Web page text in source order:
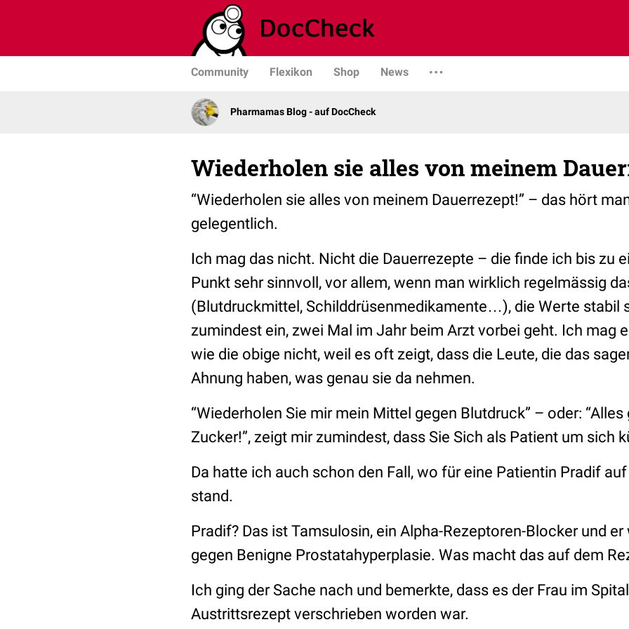
Community Flexikon Shop News
Pharmamas Blog - auf DocCheck
Wiederholen sie alles von meinem
“Wiederholen sie alles von meinem Dauerrezept!” – das hört
gelegentlich.
Ich mag das nicht. Nicht die Dauerrezepte – die finde ich bis zu
Punkt sehr sinnvoll, vor allem, wenn man wirklich regelmässig
(Blutdruckmittel, Schilddrüsenmedikamente…), die Werte stabil
zumindest ein, zwei Mal im Jahr beim Arzt vorbei geht. Ich mag
wie die obige nicht, weil es oft zeigt, dass die Leute, die das
Ahnung haben, was genau sie da nehmen.
“Wiederholen Sie mir mein Mittel gegen Blutdruck” – oder: “Alles
Zucker!”, zeigt mir zumindest, dass Sie Sich als Patient um sich
Da hatte ich auch schon den Fall, wo für eine Patientin Pradif
stand.
Pradif? Das ist Tamsulosin, ein Alpha-Rezeptoren-Blocker und
gegen Benigne Prostatahyperplasie. Was macht das auf dem
Ich ging der Sache nach und bemerkte, dass es der Frau im
Austrittsrezept verschrieben worden war.